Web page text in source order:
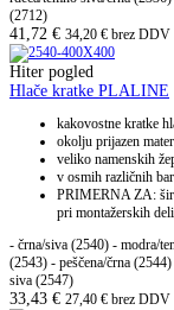
(2712)
41,72 € 34,20 € brez DDV
Hiter pogled
Hlače kratke PLALINE
kakovostne kratke
okolju prijazen
veliko namenskih
v osmih različnih
PRIMERNA ZA:
pri montažerskih
- črna/siva (2540) - modra/
(2543) - peščena/črna
siva (2547)
33,43 € 27,40 € brez DDV